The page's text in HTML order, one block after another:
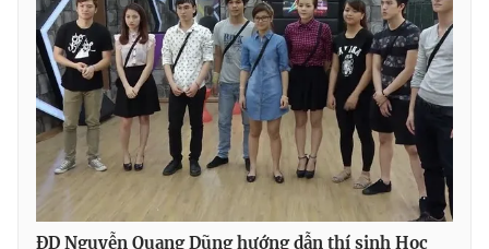
ĐD Nguyễn Quang Dũng hướng dẫn thí sinh Học